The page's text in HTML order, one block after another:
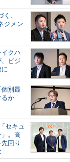
、
ジメン
クハ
ビジ
別最
るか
セキュ
」。高
回り